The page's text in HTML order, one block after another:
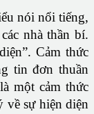
nói nổi tiếng,
nhà thần bí.
Cảm thức
tin đơn thuần
một cảm thức
về sự hiện diện